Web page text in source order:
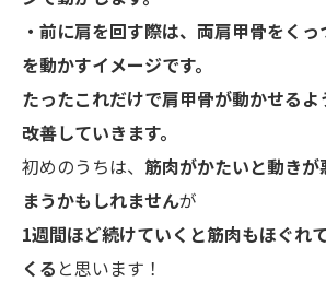
・前に肩を回す際は、両肩甲骨をく
を動かすイメージです。
たったこれだけで肩甲骨が動かせる
改善していきます。
初めのうちは、 筋肉がかたいと動き
まうかもしれませんが
1週間ほど続けていくと筋肉もほぐれ
くる と思います！